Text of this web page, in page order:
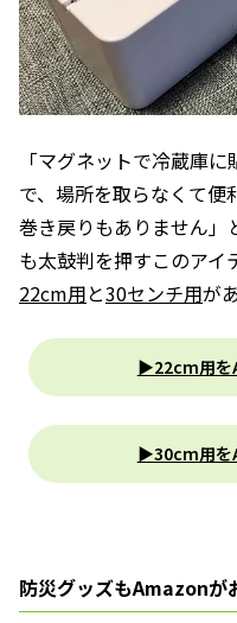
「マグネットで冷蔵庫
で、場所を取らなくて便
巻き戻りもありません」
も太鼓判を押すこのアイ
22cm用と30センチ用が
▶22cm用を
▶30cm用を
防災グッズもAmazonが